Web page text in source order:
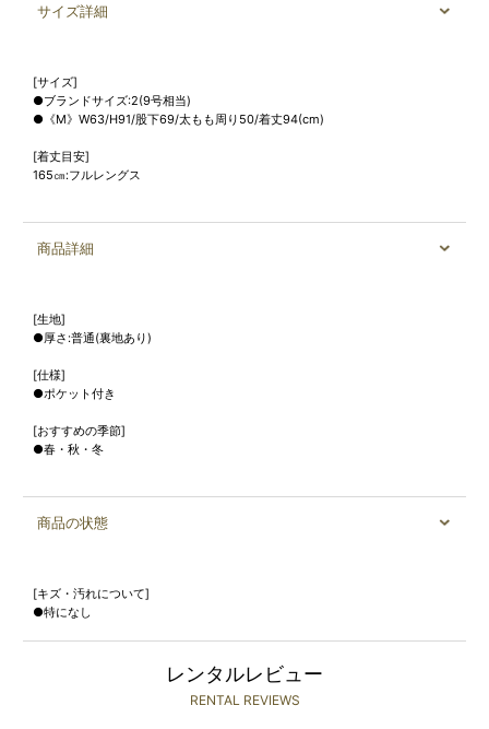
サイズ詳細
[サイズ]
●ブランドサイズ:2(9号相当)
●《M》W63/H91/股下69/太もも周り50/着丈94(cm)
[着丈目安]
165㎝:フルレングス
商品詳細
[生地]
●厚さ:普通(裏地あり)
[仕様]
●ポケット付き
[おすすめの季節]
●春・秋・冬
商品の状態
[キズ・汚れについて]
●特になし
レンタルレビュー
RENTAL REVIEWS